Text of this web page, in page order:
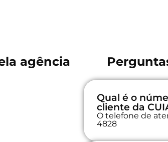
agência
Qual é o
cliente da
O telefone de
4828